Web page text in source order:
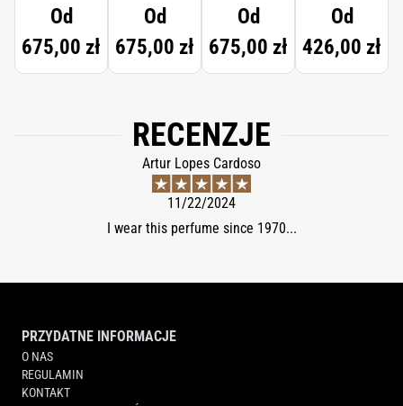
Od
675,00 zł
Od
675,00 zł
Od
675,00 zł
SUBLIME
Od
426,00 zł
RECENZJE
Artur Lopes Cardoso
11/22/2024
I wear this perfume since 1970...
PRZYDATNE INFORMACJE
O NAS
REGULAMIN
KONTAKT